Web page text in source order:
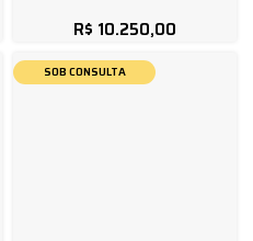
R$ 10.250,00
SOB CONSULTA